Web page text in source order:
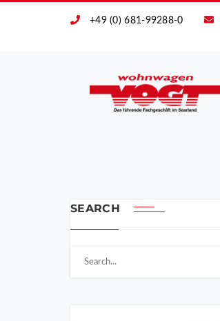
+49 (0) 681-99288-0
SEARCH